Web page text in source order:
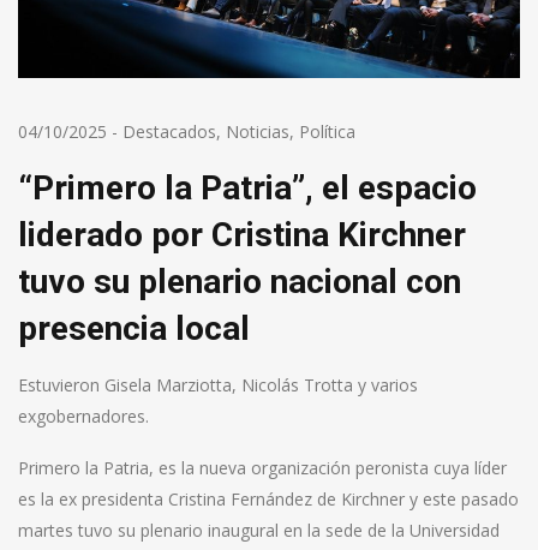
04/10/2025 - Destacados, Noticias, Política
“Primero la Patria”, el espacio
liderado por Cristina Kirchner
tuvo su plenario nacional con
presencia local
Estuvieron Gisela Marziotta, Nicolás Trotta y varios
exgobernadores.
Primero la Patria, es la nueva organización peronista cuya líder
es la ex presidenta Cristina Fernández de Kirchner y este pasado
martes tuvo su plenario inaugural en la sede de la Universidad